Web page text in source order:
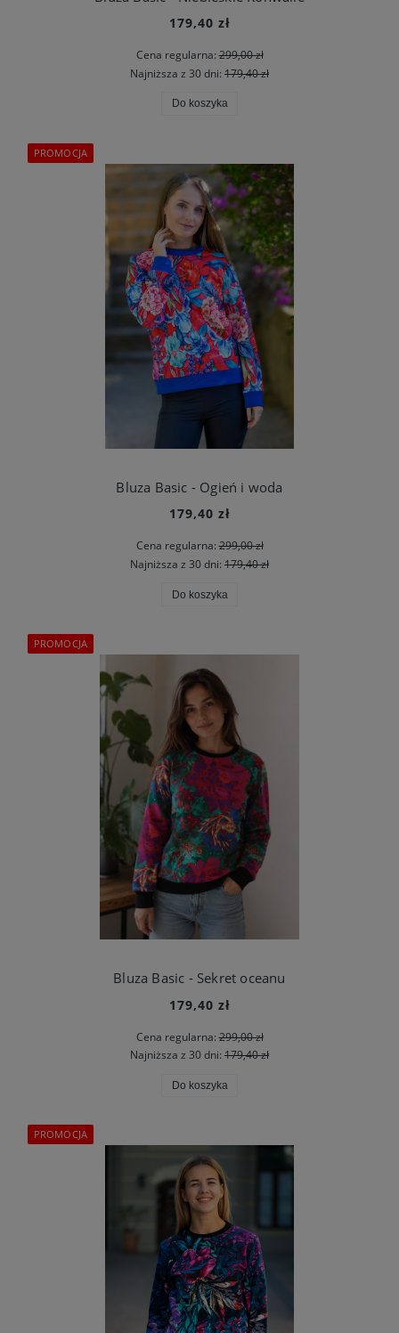
179,40 zł
Cena regularna:299,00 zł
Najniższa z 30 dni: 179,40 zł
Do koszyka
Bluza Basic - Ogień i woda
179,40 zł
Cena regularna:299,00 zł
Najniższa z 30 dni: 179,40 zł
Do koszyka
PROMOCJA
Bluza Basic - Sekret oceanu
179,40 zł
Cena regularna:299,00 zł
Najniższa z 30 dni: 179,40 zł
Do koszyka
PROMOCJA
PROMOCJA